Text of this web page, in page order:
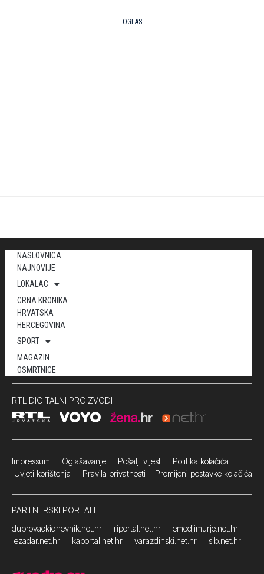
- OGLAS -
NASLOVNICA
NAJNOVIJE
LOKALAC
CRNA KRONIKA
HRVATSKA
HERCEGOVINA
SPORT
MAGAZIN
OSMRTNICE
RTL DIGITALNI PROIZVODI
Impressum Oglašavanje Pošalji vijest Politika kolačića
Uvjeti korištenja Pravila privatnosti Promijeni postavke kolačića
PARTNERSKI PORTALI
dubrovackidnevnik.net.hr
riportal.net.hr
emedjimurje.net.hr
ezadar.net.hr
kaportal.net.hr varazdinski.net.hr sib.net.hr